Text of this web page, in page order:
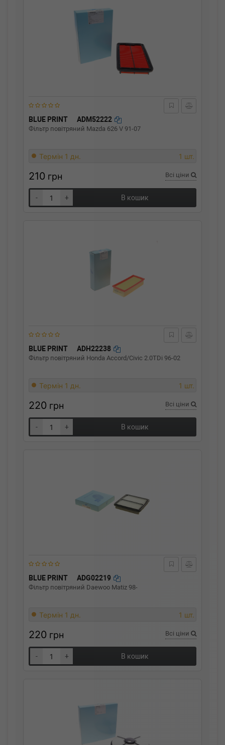
BLUE PRINT ADM52222
Фільтр повітряний Mazda 626 V 91-07
Термін 1 дн. 1 шт.
210 грн Всі ціни
- + В кошик
BLUE PRINT ADH22238
Фільтр повітряний Honda Accord/Civic 2.0TDi 96-02
Термін 1 дн. 1 шт.
220 грн Всі ціни
- + В кошик
BLUE PRINT ADG02219
Фільтр повітряний Daewoo Matiz 98-
Термін 1 дн. 1 шт.
220 грн Всі ціни
- + В кошик